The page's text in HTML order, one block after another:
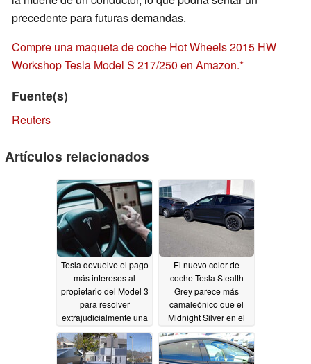
precedente para futuras demandas.
Compre una maqueta de coche Hot Wheels 2015 HW
Workshop Tesla Model S 217/250 en Amazon.
Fuente(s)
Reuters
Artículos relacionados
Tesla devuelve el pago
más intereses al
propietario del Model 3
para resolver
extrajudicialmente una
demanda por
publicidad falsa de
FSD11/08/2023
El nuevo color de
coche Tesla Stealth
Grey parece más
camaleónico que el
Midnight Silver en el
concesionario 11/07/2023